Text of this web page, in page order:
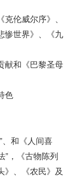
伦威尔序》、
惨世界》、《九
和《巴黎圣母
色
和《人间喜
”，《古物陈列
》、《农民》及